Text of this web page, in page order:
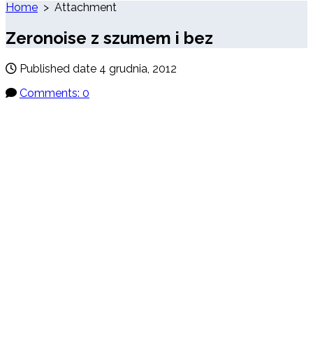
Home > Attachment
Zeronoise z szumem i bez
Published date 4 grudnia, 2012
Comments: 0